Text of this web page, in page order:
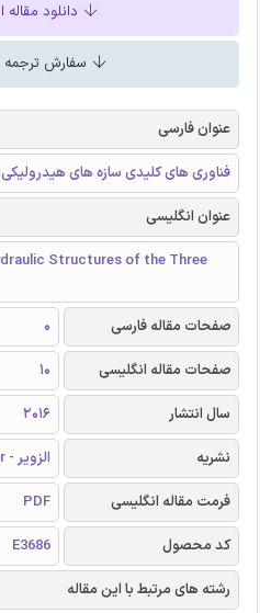
دانلود
سفارش ترجمه
عنوان فارسی
فناوری های کلیدی سازه های
عنوان انگلیسی
Structures of the Three
صفحات مقاله فارسی
0
صفحات مقاله انگلیسی
10
سال انتشار
2016
نشریه
الزویر - Elsevier
فرمت مقاله انگلیسی
PDF
کد محصول
E3686
رشته های مرتبط با این مقاله